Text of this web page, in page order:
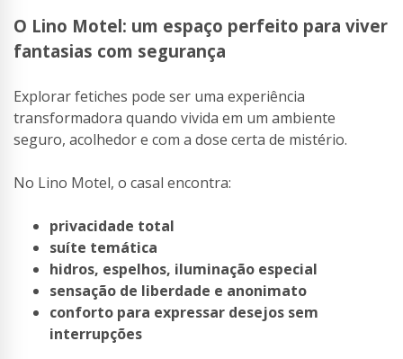
O Lino Motel: um espaço perfeito para viver
fantasias com segurança
Explorar fetiches pode ser uma experiência
transformadora quando vivida em um ambiente
seguro, acolhedor e com a dose certa de mistério.
No Lino Motel, o casal encontra:
privacidade total
suíte temática
hidros, espelhos, iluminação especial
sensação de liberdade e anonimato
conforto para expressar desejos sem
interrupções